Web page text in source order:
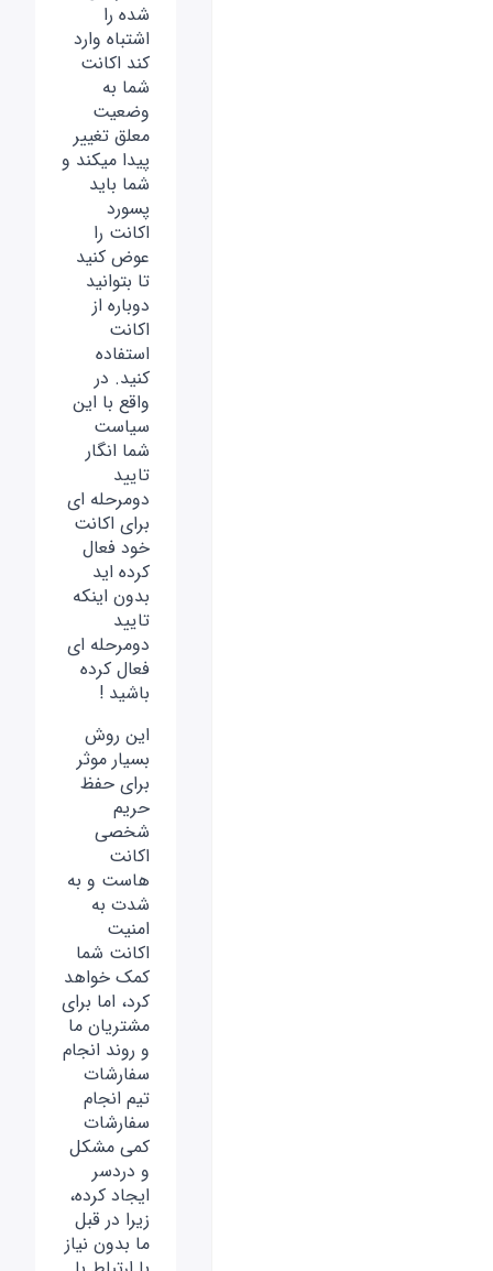
شده را
اشتباه وارد
کند اکانت
شما به
وضعیت
معلق تغییر
پیدا میکند و
شما باید
پسورد
اکانت را
عوض کنید
تا بتوانید
دوباره از
اکانت
استفاده
کنید. در
واقع با این
سیاست
شما انگار
تایید
دومرحله ای
برای اکانت
خود فعال
کرده اید
بدون اینکه
تایید
دومرحله ای
فعال کرده
باشید !
این روش
بسیار موثر
برای حفظ
حریم
شخصی
اکانت
هاست و به
شدت به
امنیت
اکانت شما
کمک خواهد
کرد، اما برای
مشتریان ما
و روند انجام
سفارشات
تیم انجام
سفارشات
کمی مشکل
و دردسر
ایجاد کرده،
زیرا در قبل
ما بدون نیاز